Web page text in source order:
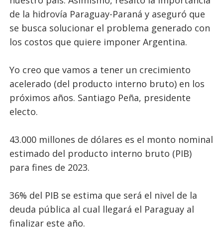
de la hidrovía Paraguay-Paraná y aseguró que
se busca solucionar el problema generado con
los costos que quiere imponer Argentina.
Yo creo que vamos a tener un crecimiento
acelerado (del producto interno bruto) en los
próximos años. Santiago Peña, presidente
electo.
43.000 millones de dólares es el monto nominal
estimado del producto interno bruto (PIB)
para fines de 2023.
36% del PIB se estima que será el nivel de la
deuda pública al cual llegará el Paraguay al
finalizar este año.